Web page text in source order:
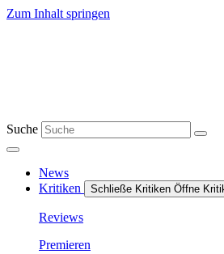
Zum Inhalt springen
Suche
News
Kritiken
Schließe Kritiken Öffne
Reviews
Premieren